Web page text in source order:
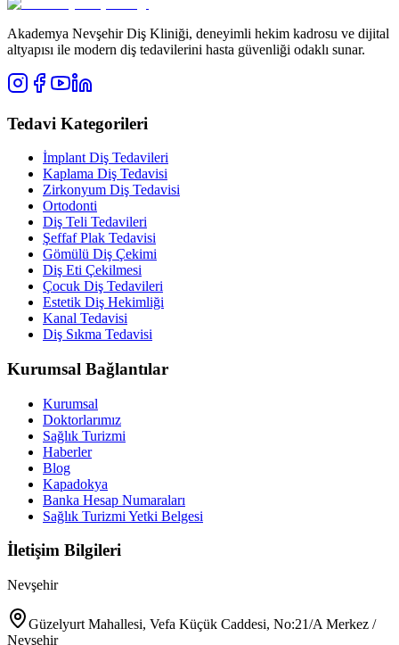
Akademya Nevşehir Diş Kliniği, deneyimli hekim kadrosu ve dijital
altyapısı ile modern diş tedavilerini hasta güvenliği odaklı sunar.
Tedavi Kategorileri
İmplant Diş Tedavileri
Kaplama Diş Tedavisi
Zirkonyum Diş Tedavisi
Ortodonti
Diş Teli Tedavileri
Şeffaf Plak Tedavisi
Gömülü Diş Çekimi
Diş Eti Çekilmesi
Çocuk Diş Tedavileri
Estetik Diş Hekimliği
Kanal Tedavisi
Diş Sıkma Tedavisi
Kurumsal Bağlantılar
Kurumsal
Doktorlarımız
Sağlık Turizmi
Haberler
Blog
Kapadokya
Banka Hesap Numaraları
Sağlık Turizmi Yetki Belgesi
İletişim Bilgileri
Nevşehir
Güzelyurt Mahallesi, Vefa Küçük Caddesi, No:21/A Merkez /
Nevşehir